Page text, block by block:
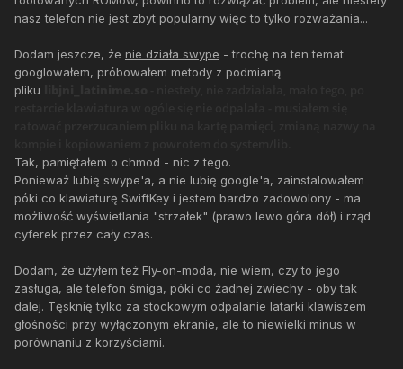
nasz telefon nie jest zbyt popularny więc to tylko rozważania...
Dodam jeszcze, że nie działa swype - trochę na ten temat
googlowałem, próbowałem metody z podmianą
pliku
Tak, pamiętałem o chmod - nic z tego.
Ponieważ lubię swype'a, a nie lubię google'a, zainstalowałem
póki co klawiaturę SwiftKey i jestem bardzo zadowolony - ma
możliwość wyświetlania "strzałek" (prawo lewo góra dół) i rząd
cyferek przez cały czas.
Dodam, że użyłem też Fly-on-moda, nie wiem, czy to jego
zasługa, ale telefon śmiga, póki co żadnej zwiechy - oby tak
dalej. Tęsknię tylko za stockowym odpalanie latarki klawiszem
głośności przy wyłączonym ekranie, ale to niewielki minus w
porównaniu z korzyściami.